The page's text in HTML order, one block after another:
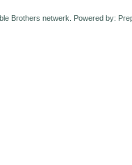
Brothers netwerk. Powered by: